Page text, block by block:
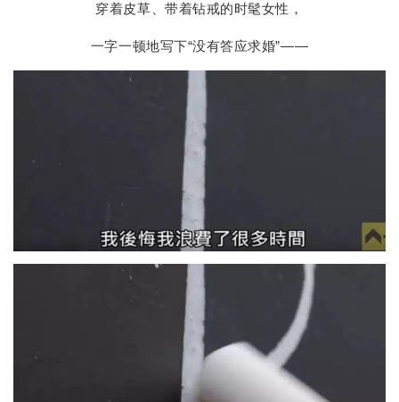
穿着皮草、带着钻戒的时髦女性，
一字一顿地写下“没有答应求婚”——